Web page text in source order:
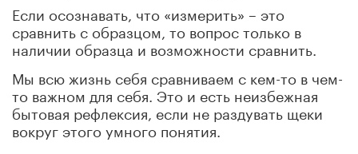
Если осознавать, что «измерить» – это
сравнить с образцом, то вопрос только в
наличии образца и возможности сравнить.
Мы всю жизнь себя сравниваем с кем-то в чем-
то важном для себя. Это и есть неизбежная
бытовая рефлексия, если не раздувать щеки
вокруг этого умного понятия.